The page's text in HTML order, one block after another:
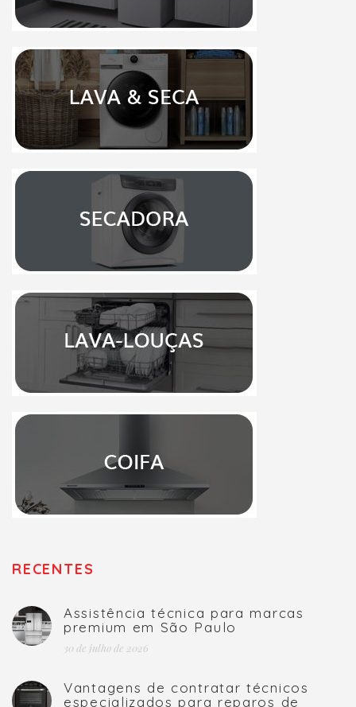
RECENTES
Assistência técnica para marcas
premium em São Paulo
30 de julho de 2026
Vantagens de contratar técnicos
especializados para reparos de